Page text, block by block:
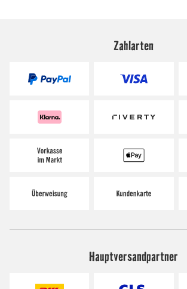
Zahlarten
Hauptversandpartner